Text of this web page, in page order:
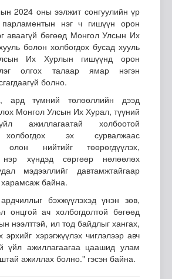
2024 оны ээлжит сонгуулийн үр
нэг ч гишүүн орон
аваагүй бөгөөд Монгол Улсын Их
болон холбогдох бусад хууль
Их Хурлын гишүүнд орон
олгох талаар ямар нэгэн
болно.
ард түмний төлөөллийн дээд
Монгол Улсын Их Хурал, түүний
ажиллагаатай холбоотой
холбогдох эх сурвалжаас
олон нийтийг төөрөгдүүлэх,
нэр хүндэд сөргөөр нөлөөлөх
мэдээллийг давтамжтайгаар
харамсаж байна.
бэхжүүлэхэд үнэн зөв,
онцгой ач холбогдолтой бөгөөд
нээлттэй, ил тод байдлыг хангах,
эрхийг хэрэгжүүлэх чиглэлээр авч
үйл ажиллагаагаа цаашид улам
ажиллах болно." гэсэн байна.